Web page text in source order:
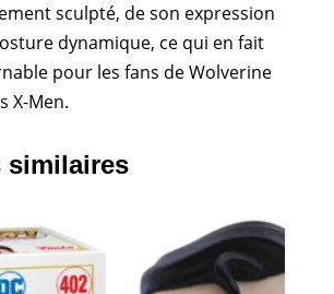
sculpté, de son expression
dynamique, ce qui en fait
pour les fans de Wolverine
X-Men.
similaires